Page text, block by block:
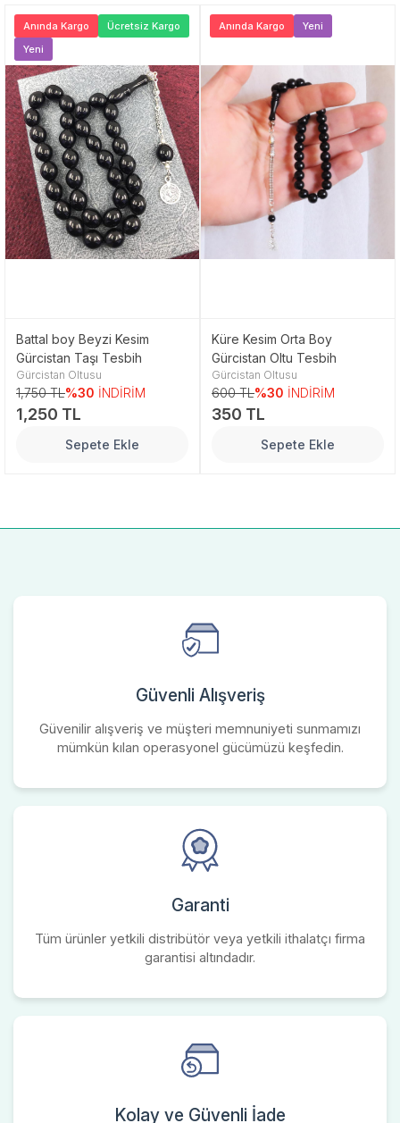
Anında Kargo
Ücretsiz Kargo
Yeni
Battal boy Beyzi Kesim
Gürcistan Taşı Tesbih
Gürcistan Oltusu
1,750 TL%30 İNDİRİM
1,250 TL
Sepete Ekle
Anında Kargo Yeni
Küre Kesim Orta Boy
Gürcistan Oltu Tesbih
Gürcistan Oltusu
600 TL%30 İNDİRİM
350 TL
Sepete Ekle
Güvenli Alışveriş
Güvenilir alışveriş ve müşteri memnuniyeti sunmamızı
mümkün kılan operasyonel gücümüzü keşfedin.
Garanti
Tüm ürünler yetkili distribütör veya yetkili ithalatçı firma
garantisi altındadır.
Kolay ve Güvenli İade